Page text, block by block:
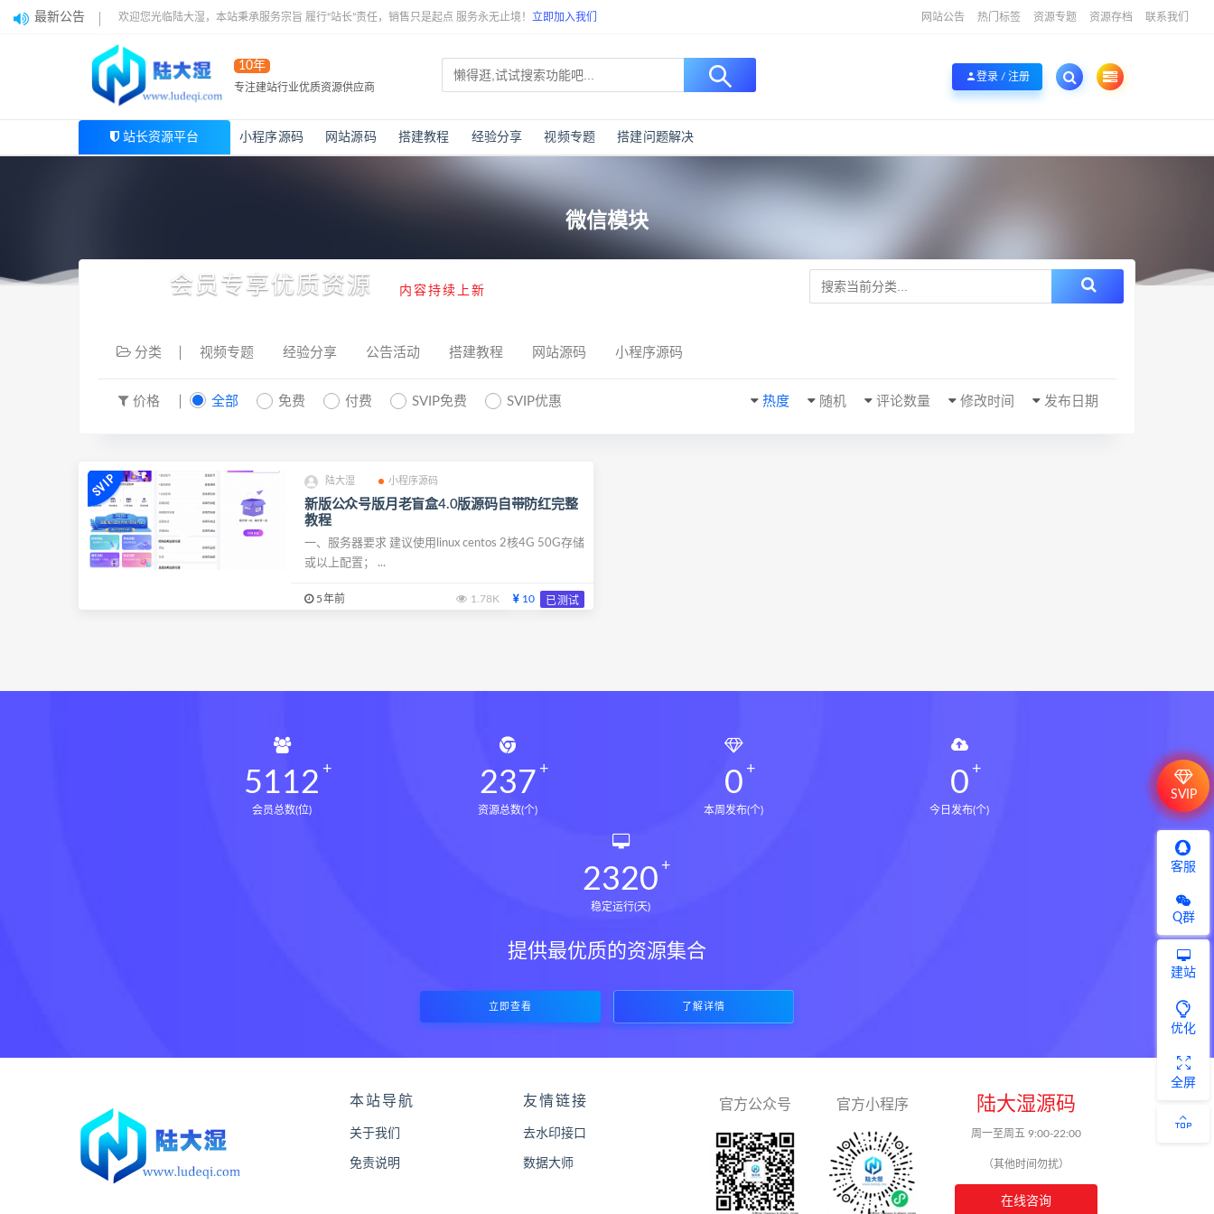
最新公告 欢迎您光临陆大湿，本站秉承服务宗旨 履行“站长”责任，销售只是起点 服务永无止境！ 立即加入我们 网站公告 热门标签 资源专题 资源存档 联系我们
10年
专注建站行业优质资源供应商
登录 / 注册
站长资源平台 小程序源码 网站源码 搭建教程 经验分享 视频专题 搭建问题解决
微信模块
会员专享优质资源 内容持续上新
分类 视频专题 经验分享 公告活动 搭建教程 网站源码 小程序源码
价格 全部 免费 付费 SVIP免费 SVIP优惠 发布日期
修改时间
评论数量
随机
热度
陆大湿 小程序源码
新版公众号版月老盲盒4.0版源码自带防红完整
教程
一、服务器要求 建议使用linux centos 2核4G 50G存储
或以上配置； ...
5年前 1.78K 10 已测试
5112
会员总数(位)
237
资源总数(个)
0
本周发布(个)
0
今日发布(个)
2320
稳定运行(天)
提供最优质的资源集合
立即查看 了解详情
本站导航
关于我们
免责说明
友情链接
去水印接口
数据大师
官方公众号 官方小程序 陆大湿源码
周一至周五 9:00-22:00
（其他时间勿扰）
在线咨询
SVIP
客服
Q群
建站
优化
全屏